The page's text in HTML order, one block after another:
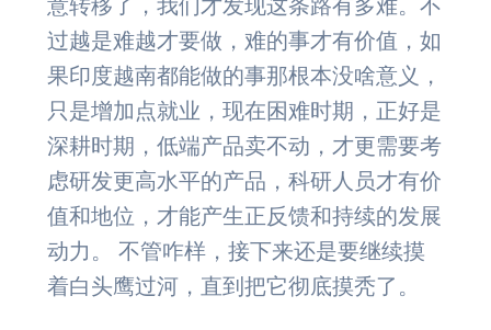
过越是难越才要做，难的事才有价值，如
果印度越南都能做的事那根本没啥意义，
只是增加点就业，现在困难时期，正好是
深耕时期，低端产品卖不动，才更需要考
虑研发更高水平的产品，科研人员才有价
值和地位，才能产生正反馈和持续的发展
动力。 不管咋样，接下来还是要继续摸
着白头鹰过河，直到把它彻底摸秃了。